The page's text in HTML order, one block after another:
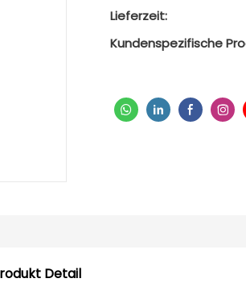
Lieferzeit:
Kundenspezifische
Detail